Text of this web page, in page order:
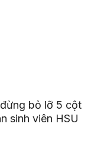
bỏ lỡ 5 cột
sinh viên HSU